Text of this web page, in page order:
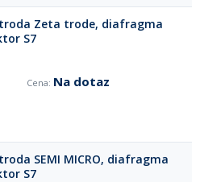
Zeta trode, diafragma
S7
Na dotaz
SEMI MICRO, diafragma
S7